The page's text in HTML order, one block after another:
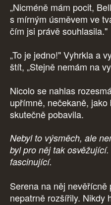
„Nicméně mám pocit,
s mírným úsměvem ve
čím jsi právě souhlasila."
„To je jedno!" Vyhrkla a
štít, „Stejně nemám na
Nicolo se nahlas
upřímně, nečekaně,
skutečně pobavila.
Nebyl to výsměch, ale
byl pro něj tak
fascinující.
Serena na něj
nepatrně rozšířily. Nikdy